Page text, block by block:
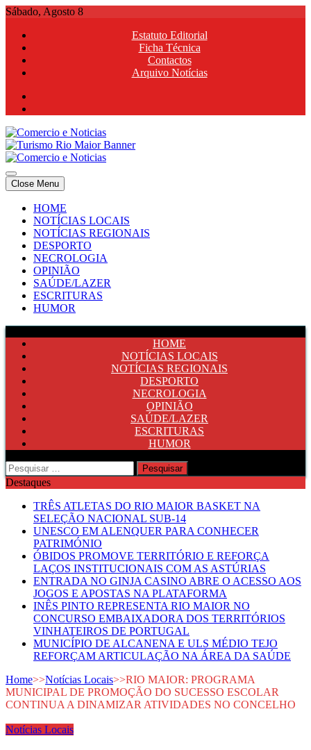
Skip
content
Sábado, Agosto 8
Estatuto Editorial
Ficha Técnica
Contactos
Arquivo Notícias
Comercio e Noticias
Notícias e Publicidade Online
Comercio e Noticias
Notícias e Publicidade Online
Close Menu
HOME
NOTÍCIAS LOCAIS
NOTÍCIAS REGIONAIS
DESPORTO
NECROLOGIA
OPINIÃO
SAÚDE/LAZER
ESCRITURAS
HUMOR
HOME
NOTÍCIAS LOCAIS
NOTÍCIAS REGIONAIS
DESPORTO
NECROLOGIA
OPINIÃO
SAÚDE/LAZER
ESCRITURAS
HUMOR
Pesquisar
por:
Destaques
TRÊS ATLETAS DO RIO MAIOR BASKET NA
SELEÇÃO NACIONAL SUB-14
UNESCO EM ALENQUER PARA CONHECER
PATRIMÓNIO
ÓBIDOS PROMOVE TERRITÓRIO E REFORÇA
LAÇOS INSTITUCIONAIS COM AS ASTÚRIAS
ENTRADA NO GINJA CASINO ABRE O ACESSO AOS
JOGOS E APOSTAS NA PLATAFORMA
INÊS PINTO REPRESENTA RIO MAIOR NO
CONCURSO EMBAIXADORA DOS TERRITÓRIOS
VINHATEIROS DE PORTUGAL
MUNICÍPIO DE ALCANENA E ULS MÉDIO TEJO
REFORÇAM ARTICULAÇÃO NA ÁREA DA SAÚDE
Home>>Notícias Locais>>RIO MAIOR: PROGRAMA
MUNICIPAL DE PROMOÇÃO DO SUCESSO ESCOLAR
CONTINUA A DINAMIZAR ATIVIDADES NO CONCELHO
Notícias Locais